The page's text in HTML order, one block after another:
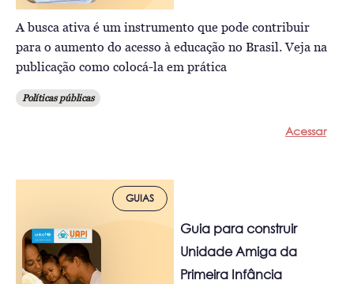
A busca ativa é um instrumento que pode contribuir
para o aumento do acesso à educação no Brasil. Veja na
publicação como colocá-la em prática
Políticas públicas
Acessar
GUIAS
Guia para construir
Unidade Amiga da
Primeira Infância